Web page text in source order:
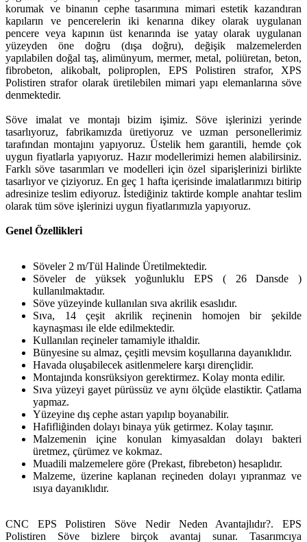
korumak ve binanın cephe tasarımına mimari estetik kazandıran
kapıların ve pencerelerin iki kenarına dikey olarak uygulanan
pencere veya kapının üst kenarında ise yatay olarak uygulanan
yüzeyden öne doğru (dışa doğru), değişik malzemelerden
yapılabilen doğal taş, alimünyum, mermer, metal, poliüretan, beton,
fibrobeton, alikobalt, poliproplen, EPS Polistiren strafor, XPS
Polistiren strafor olarak üretilebilen mimari yapı elemanlarına söve
denmektedir.
Söve imalat ve montajı bizim işimiz. Söve işlerinizi yerinde
tasarlıyoruz, fabrikamızda üretiyoruz ve uzman personellerimiz
tarafından montajını yapıyoruz. Üstelik hem garantili, hemde çok
uygun fiyatlarla yapıyoruz. Hazır modellerimizi hemen alabilirsiniz.
Farklı söve tasarımları ve modelleri için özel siparişlerinizi birlikte
tasarlıyor ve çiziyoruz. En geç 1 hafta içerisinde imalatlarımızı bitirip
adresinize teslim ediyoruz. İstediğiniz taktirde komple anahtar teslim
olarak tüm söve işlerinizi uygun fiyatlarımızla yapıyoruz.
Genel Özellikleri
Söveler 2 m/Tül Halinde Üretilmektedir.
Söveler de yüksek yoğunluklu EPS ( 26 Dansde )
kullanılmaktadır.
Söve yüzeyinde kullanılan sıva akrilik esaslıdır.
Sıva, 14 çeşit akrilik reçinenin homojen bir şekilde
kaynaşması ile elde edilmektedir.
Kullanılan reçineler tamamiyle ithaldir.
Bünyesine su almaz, çeşitli mevsim koşullarına dayanıklıdır.
Havada oluşabilecek asitlenmelere karşı dirençlidir.
Montajında konsrüksiyon gerektirmez. Kolay monta edilir.
Sıva yüzeyi gayet pürüssüz ve aynı ölçüde elastiktir. Çatlama
yapmaz.
Yüzeyine dış cephe astarı yapılıp boyanabilir.
Hafifliğinden dolayı binaya yük getirmez. Kolay taşınır.
Malzemenin içine konulan kimyasaldan dolayı bakteri
üretmez, çürümez ve kokmaz.
Muadili malzemelere göre (Prekast, fibrebeton) hesaplıdır.
Malzeme, üzerine kaplanan reçineden dolayı yıpranmaz ve
ısıya dayanıklıdır.
CNC EPS Polistiren Söve Nedir Neden Avantajlıdır?. EPS
Polistiren Söve bizlere birçok avantaj sunar. Tasarımcıya